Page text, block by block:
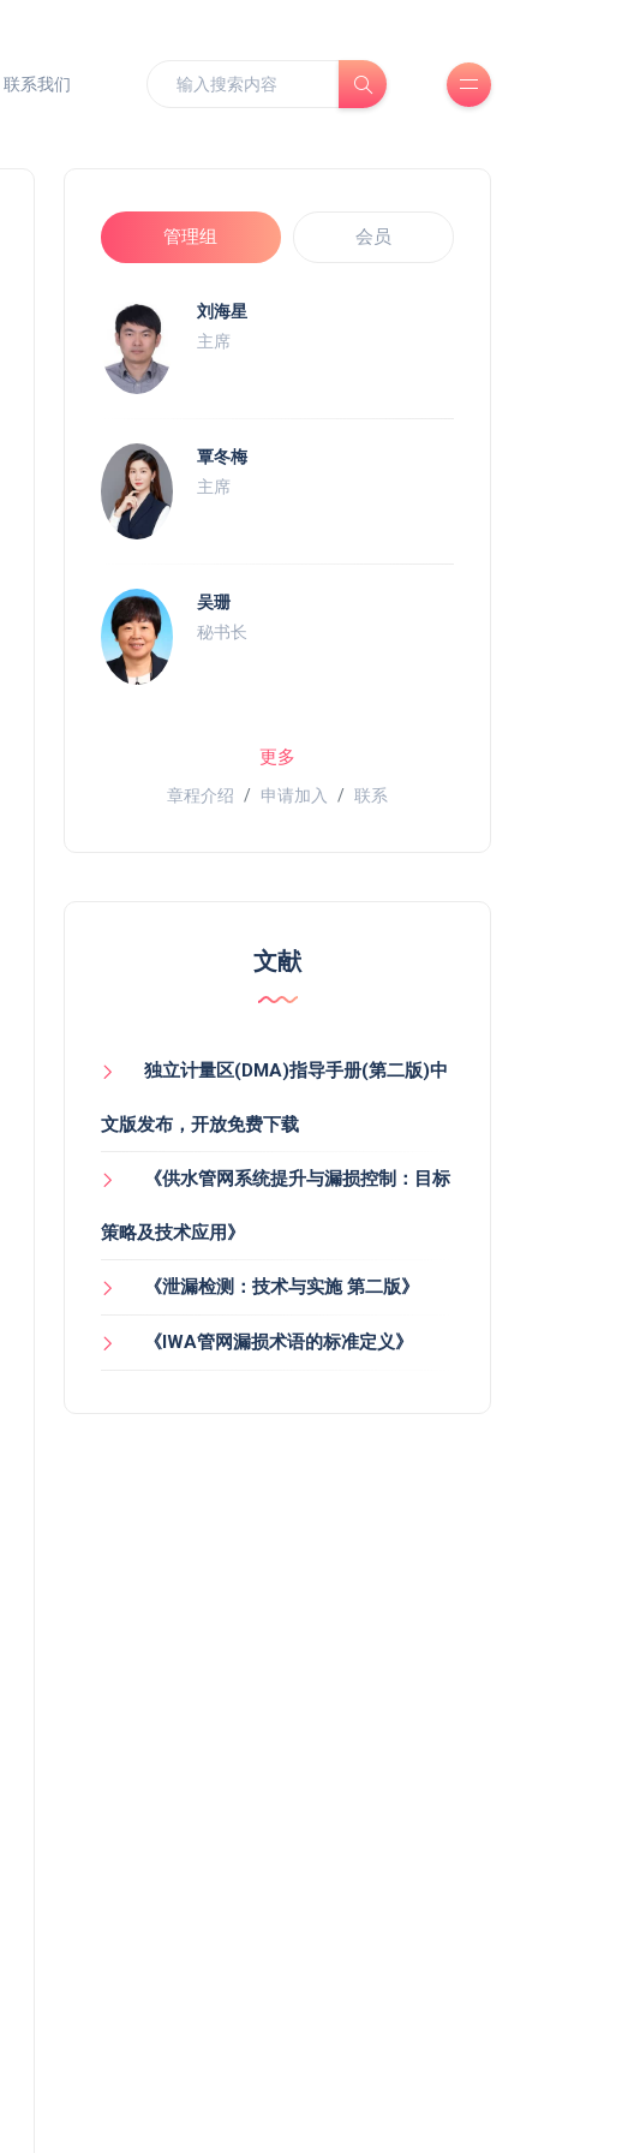
联系我们
管理组 会员
刘海星
主席
覃冬梅
主席
吴珊
秘书长
更多
章程介绍 申请加入 联系
文献
独立计量区(DMA)指导手册(第二版)中
文版发布，开放免费下载
《供水管网系统提升与漏损控制：目标
策略及技术应用》
《泄漏检测：技术与实施 第二版》
《IWA管网漏损术语的标准定义》